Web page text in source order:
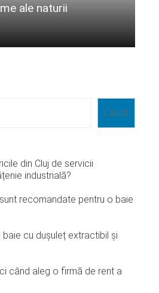
ale naturii
Caută
din Cluj de servicii
industrială?
recomandate pentru o baie
cu dușuleț extractibil și
când aleg o firmă de rent a